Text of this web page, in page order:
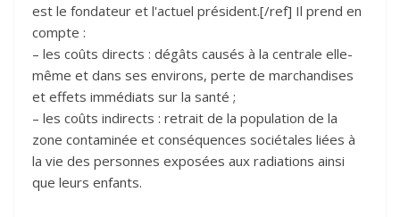
est le fondateur et l'actuel président.[/ref] Il prend en
compte :
– les coûts directs : dégâts causés à la centrale elle-
même et dans ses environs, perte de marchandises
et effets immédiats sur la santé ;
– les coûts indirects : retrait de la population de la
zone contaminée et conséquences sociétales liées à
la vie des personnes exposées aux radiations ainsi
que leurs enfants.